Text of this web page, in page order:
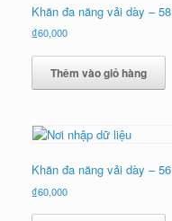
Khăn đa năng vải dày – 58
₫60,000
Thêm vào giỏ hàng
Khăn đa năng vải dày – 56
₫60,000